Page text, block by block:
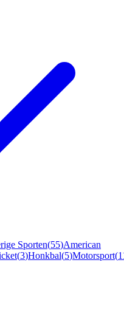
Sporten(55)American
(3)Honkbal(5)Motorsport(